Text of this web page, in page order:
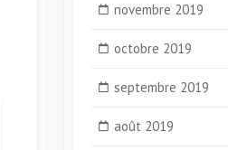
novembre 2019
octobre 2019
septembre 2019
août 2019